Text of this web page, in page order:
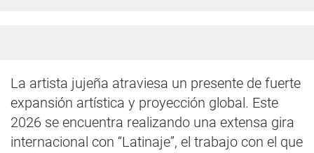
La artista jujeña atraviesa un presente de fuerte
expansión artística y proyección global. Este
2026 se encuentra realizando una extensa gira
internacional con “Latinaje”, el trabajo con el que